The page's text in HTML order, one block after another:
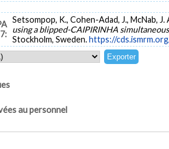
7:
Setsompop, K., Cohen-Adad, J., McNab, J.
using a blipped-CAIPIRINHA
Stockholm, Sweden.https://
au personnel